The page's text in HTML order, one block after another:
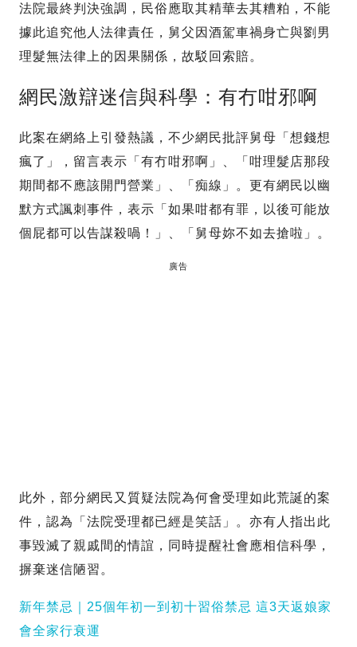
法院最終判決強調，民俗應取其精華去其糟粕，不能
據此追究他人法律責任，舅父因酒駕車禍身亡與劉男
理髮無法律上的因果關係，故駁回索賠。
網民激辯迷信與科學：有冇咁邪啊
此案在網絡上引發熱議，不少網民批評舅母「想錢想
瘋了」，留言表示「有冇咁邪啊」、「咁理髮店那段
期間都不應該開門營業」、「痴線」。更有網民以幽
默方式諷刺事件，表示「如果咁都有罪，以後可能放
個屁都可以告謀殺喎！」、「舅母妳不如去搶啦」。
廣告
此外，部分網民又質疑法院為何會受理如此荒誕的案
件，認為「法院受理都已經是笑話」。亦有人指出此
事毀滅了親戚間的情誼，同時提醒社會應相信科學，
摒棄迷信陋習。
新年禁忌｜25個年初一到初十習俗禁忌 這3天返娘家
會全家行衰運